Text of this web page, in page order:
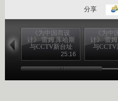
分享
《为中国而设
计》 雷姆.库哈斯
与CCTV新台址
25:16
《为中
计》 雷
与CCTV